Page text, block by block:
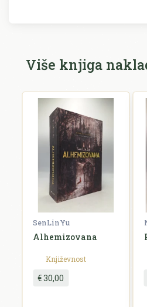
E-mail se ne prikazuje javno.
Ocjena *
Komentar *
Više knjiga
SenLinYu
Alhemizovana
Književnost
€ 30,00